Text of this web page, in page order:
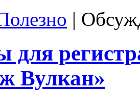
|
Вулкан»